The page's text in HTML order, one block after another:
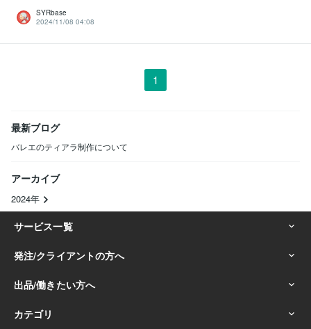
SYRbase
2024/11/08 04:08
1
最新ブログ
バレエのティアラ制作について
アーカイブ
2024年